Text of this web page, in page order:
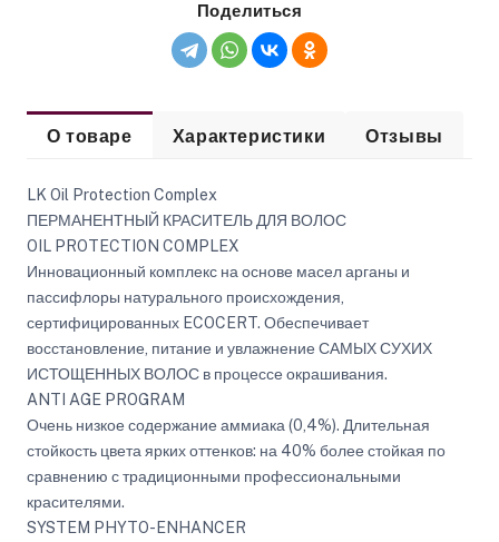
Поделиться
О товаре Характеристики Отзывы
LK Oil Protection Complex
ПЕРМАНЕНТНЫЙ КРАСИТЕЛЬ ДЛЯ ВОЛОС
OIL PROTECTION COMPLEX
Инновационный комплекс на основе масел арганы и
пассифлоры натурального происхождения,
сертифицированных ECOCERT. Обеспечивает
восстановление, питание и увлажнение САМЫХ СУХИХ
ИСТОЩЕННЫХ ВОЛОС в процессе окрашивания.
ANTI AGE PROGRAM
Очень низкое содержание аммиака (0,4%). Длительная
стойкость цвета ярких оттенков: на 40% более стойкая по
сравнению с традиционными профессиональными
красителями.
SYSTEM PHYTO-ENHANCER